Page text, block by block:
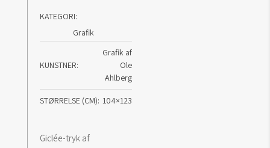
Ahlberg
KATEGORI:
Grafik
KUNSTNER
Grafik af
Ole
Ahlberg
STØRRELSE (CM) 104×123
Giclée-tryk af